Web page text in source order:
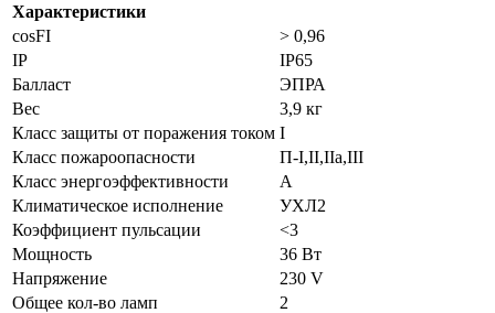
Характеристики
cosFI
> 0,96
IP
IP65
Балласт
ЭПРА
Вес
3,9 кг
Класс защиты от поражения током I
Класс пожароопасности
П-I,II,IIa,ІІІ
Класс энергоэффективности
A
Климатическое исполнение
УХЛ2
Коэффициент пульсации
<3
Мощность
36 Вт
Напряжение
230 V
Общее кол-во ламп
2